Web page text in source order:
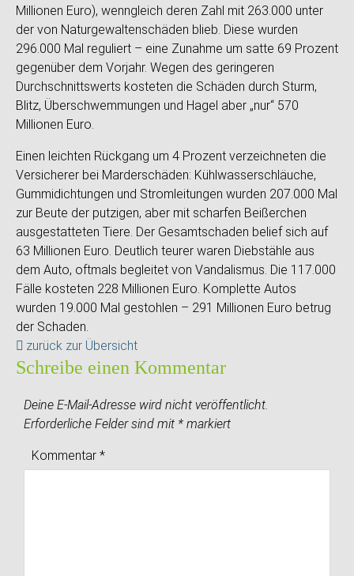
Millionen Euro), wenngleich deren Zahl mit 263.000 unter
der von Naturgewaltenschäden blieb. Diese wurden
296.000 Mal reguliert – eine Zunahme um satte 69 Prozent
gegenüber dem Vorjahr. Wegen des geringeren
Durchschnittswerts kosteten die Schäden durch Sturm,
Blitz, Überschwemmungen und Hagel aber „nur“ 570
Millionen Euro.
Einen leichten Rückgang um 4 Prozent verzeichneten die
Versicherer bei Marderschäden: Kühlwasserschläuche,
Gummidichtungen und Stromleitungen wurden 207.000 Mal
zur Beute der putzigen, aber mit scharfen Beißerchen
ausgestatteten Tiere. Der Gesamtschaden belief sich auf
63 Millionen Euro. Deutlich teurer waren Diebstähle aus
dem Auto, oftmals begleitet von Vandalismus. Die 117.000
Fälle kosteten 228 Millionen Euro. Komplette Autos
wurden 19.000 Mal gestohlen – 291 Millionen Euro betrug
der Schaden.
zurück zur Übersicht
Schreibe einen Kommentar
Deine E-Mail-Adresse wird nicht veröffentlicht.
Erforderliche Felder sind mit * markiert
Kommentar *